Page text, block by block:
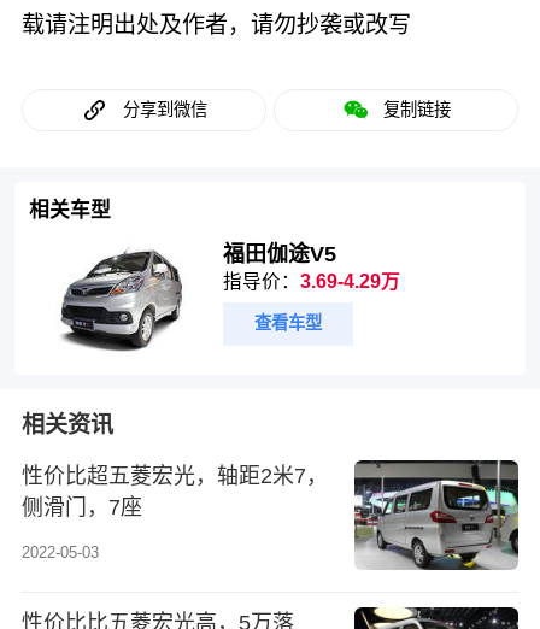
载请注明出处及作者，请勿抄袭或改写
分享到微信 复制链接
相关车型
福田伽途V5
指导价：3.69-4.29万
查看车型
相关资讯
性价比超五菱宏光，轴距2米7，
侧滑门，7座
2022-05-03
性价比比五菱宏光高，5万落